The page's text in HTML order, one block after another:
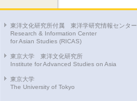
東洋文化研究所付属 東洋学研究情報センター
Research & Information Center
for Asian Studies (RICAS)
東京大学 東洋文化研究所
Institute for Advanced Studies on Asia
東京大学
The University of Tokyo